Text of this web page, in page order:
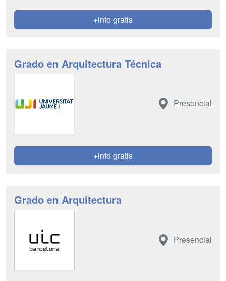
+info gratis
Grado en Arquitectura Técnica
Presencial
+info gratis
Grado en Arquitectura
Presencial